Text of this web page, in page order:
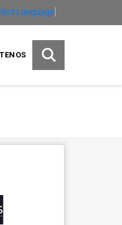
Language